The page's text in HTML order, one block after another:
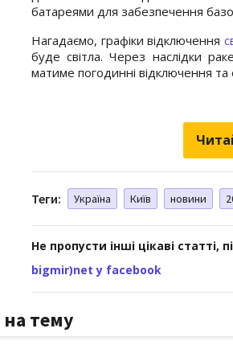
батареями для забезпечення
Нагадаємо, графіки відключення
буде світла. Через наслідки
матиме погодинні відключення
Теги: Україна Київ новини
Не пропусти інші цікаві статті,
bigmir)net у facebook
на тему